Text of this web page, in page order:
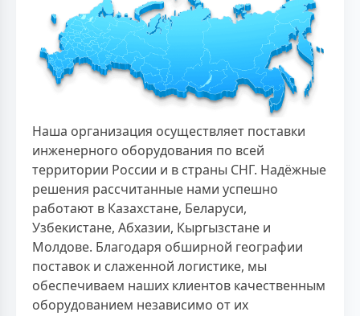
Наша организация осуществляет поставки
инженерного оборудования по всей
территории России и в страны СНГ. Надёжные
решения рассчитанные нами успешно
работают в Казахстане, Беларуси,
Узбекистане, Абхазии, Кыргызстане и
Молдове. Благодаря обширной географии
поставок и слаженной логистике, мы
обеспечиваем наших клиентов качественным
оборудованием независимо от их